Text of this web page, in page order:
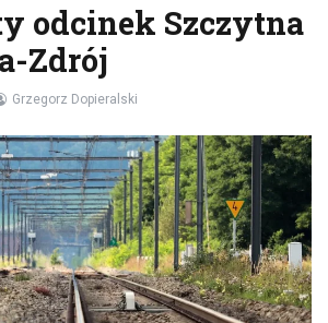
odcinek Szczytna
Zdrój
Grzegorz Dopieralski